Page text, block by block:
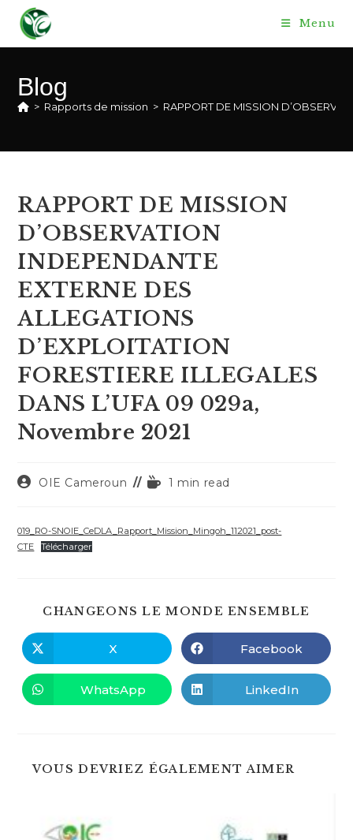
content
Menu
Blog
> Rapports de mission > RAPPORT DE MISSION
RAPPORT DE MISSION
D’OBSERVATION
INDEPENDANTE
EXTERNE DES
ALLEGATIONS
D’EXPLOITATION
FORESTIERE ILLEGALES
DANS L’UFA 09 029a,
Novembre 2021
Auteur/autrice
publication :
OIE Cameroun
Temps1 min read
019_RO-SNOIE_CeDLA_Rapport_Mission_Mingoh_112021_post-
CTE
Télécharger
CHANGEONS LE MONDE ENSEMBLE
Ouvrir
dans
une
autre
fenêtre
X Ouvrir
dans
une
autre
fenêtre
Facebook
Ouvrir
dans
WhatsApp Ouvrir
dans
LinkedIn
VOUS DEVRIEZ ÉGALEMENT AIMER